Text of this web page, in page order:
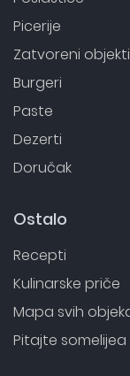
Picerije
Zatvoreni objekti
Burgeri
Paste
Dezerti
Doručak
Ostalo
Recepti
Kulinarske priče
Mapa svih
Pitajte somelijea